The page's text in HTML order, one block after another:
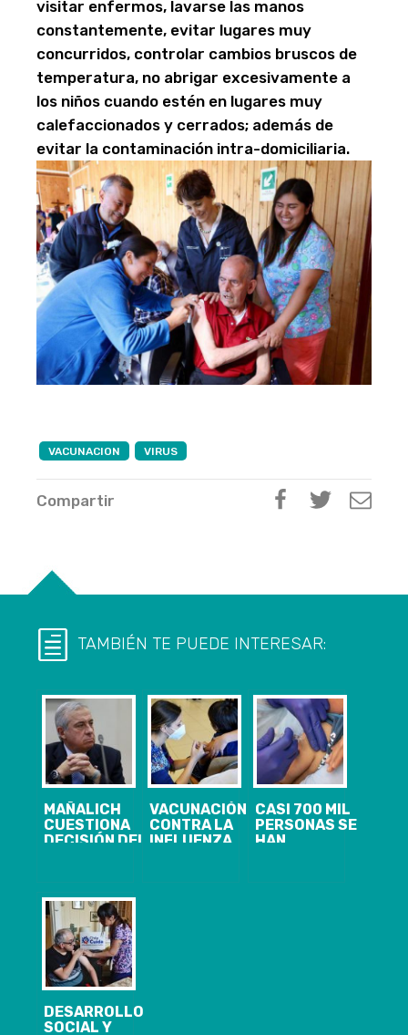
visitar enfermos, lavarse las manos
constantemente, evitar lugares muy
concurridos, controlar cambios bruscos de
temperatura, no abrigar excesivamente a
los niños cuando estén en lugares muy
calefaccionados y cerrados; además de
evitar la contaminación intra-domiciliaria.
VACUNACION VIRUS
Compartir
TAMBIÉN TE PUEDE INTERESAR:
MAÑALICH
CUESTIONA
DECISIÓN DEL
VACACIONES
DE INVIERNO
VACUNACIÓN
CONTRA LA
INFLUENZA
CASI 700 MIL
PERSONAS SE
HAN
DESARROLLO
SOCIAL Y